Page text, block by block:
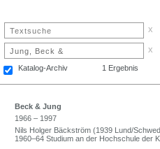
x
x
Katalog-Archiv 1 Ergebnis
Beck & Jung
1966 – 1997
Nils Holger Bäckström (1939 Lund/
1960–64 Studium an der Hochschule der